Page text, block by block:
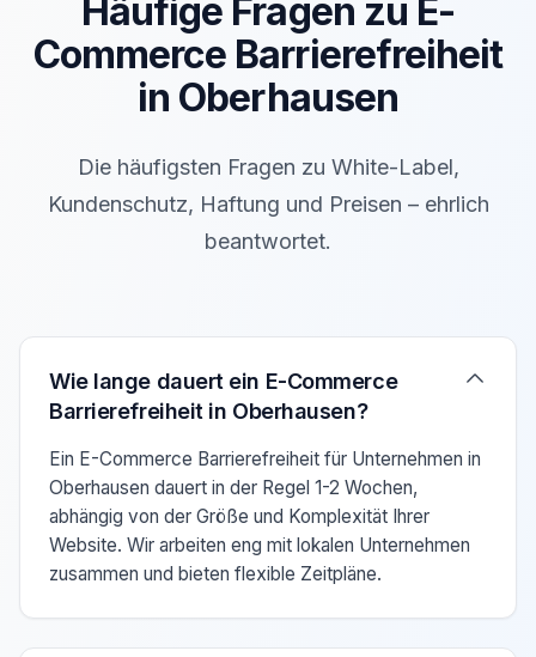
Häufige Fragen zu E-
Commerce Barrierefreiheit
in Oberhausen
Die häufigsten Fragen zu White-Label,
Kundenschutz, Haftung und Preisen – ehrlich
beantwortet.
Verwenden Sie die Pfeiltasten Auf/Ab um zwischen
Wie lange dauert ein E-Commerce
Barrierefreiheit in Oberhausen?
Ein E-Commerce Barrierefreiheit für Unternehmen in
Oberhausen dauert in der Regel 1-2 Wochen,
abhängig von der Größe und Komplexität Ihrer
Website. Wir arbeiten eng mit lokalen Unternehmen
zusammen und bieten flexible Zeitpläne.